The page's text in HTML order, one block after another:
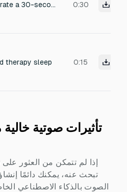
Generate a 30-second looping audio therapy sound with gentle binaural beats (3-7 Hz theta waves), soft nature white noise, and a whispered voice saying 'anak supaya tenang' in a calming tone. Ensure the audio fades smoothly for seamless looping 0:30
therapy sleep 0:15
تأثيرات صوتية
إذا لم تتمكن من العثور
تبحث عنه، يمكنك دائمًا
الصوت بالذكاء الاصطناعي